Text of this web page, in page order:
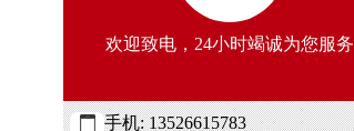
欢迎致电，24小时竭诚为您服务
手机: 13526615783